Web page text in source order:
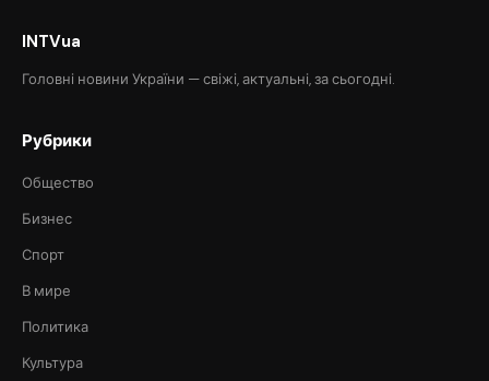
INTVua
Головні новини України — свіжі, актуальні, за сьогодні.
Рубрики
Общество
Бизнес
Спорт
В мире
Политика
Культура